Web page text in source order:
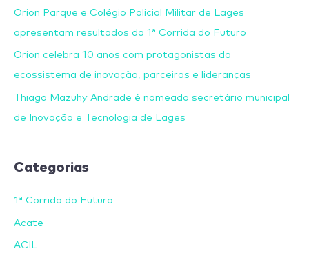
Orion Parque e Colégio Policial Militar de Lages
apresentam resultados da 1ª Corrida do Futuro
Orion celebra 10 anos com protagonistas do
ecossistema de inovação, parceiros e lideranças
Thiago Mazuhy Andrade é nomeado secretário municipal
de Inovação e Tecnologia de Lages
Categorias
1ª Corrida do Futuro
Acate
ACIL